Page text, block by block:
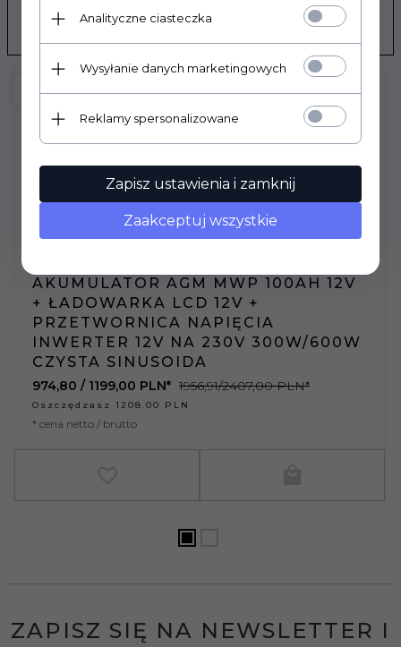
POLECAMY
AKUMULATOR AGM MWP 100AH 12V
+ ŁADOWARKA LCD 12V +
PRZETWORNICA NAPIĘCIA
INWERTER 12V NA 230V 300W/600W
CZYSTA SINUSOIDA
974,80 / 1199,00 PLN* 1956,91/2407,00 PLN*
Oszczędzasz 1208.00 PLN
* cena netto / brutto
ZAPISZ SIĘ NA NEWSLETTER I
Analityczne ciasteczka
Wysyłanie danych marketingowych
Reklamy spersonalizowane
Zapisz ustawienia i zamknij
Zaakceptuj wszystkie